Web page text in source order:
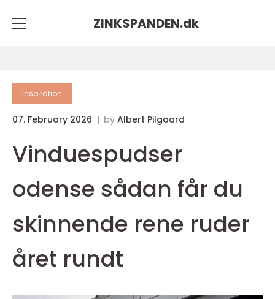
ZINKSPANDEN.dk
inspiration
07. February 2026 by Albert Pilgaard
Vinduespudser
odense sådan får du
skinnende rene ruder
året rundt